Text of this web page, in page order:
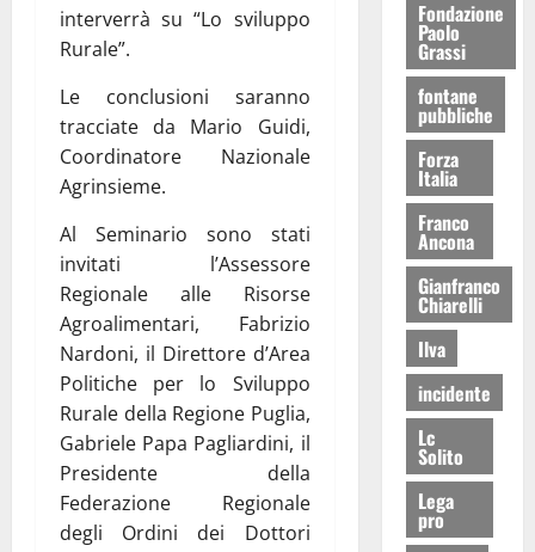
interverrà su “Lo sviluppo
Rurale”.
Le conclusioni saranno
tracciate da Mario Guidi,
Coordinatore Nazionale
Agrinsieme.
Al Seminario sono stati
invitati l’Assessore
Regionale alle Risorse
Agroalimentari, Fabrizio
Nardoni, il Direttore d’Area
Politiche per lo Sviluppo
Rurale della Regione Puglia,
Gabriele Papa Pagliardini, il
Presidente della
Federazione Regionale
degli Ordini dei Dottori
Fondazione
Paolo
Grassi
fontane
pubbliche
Forza
Italia
Franco
Ancona
Gianfranco
Chiarelli
Ilva
incidente
Lc
Solito
Lega
pro